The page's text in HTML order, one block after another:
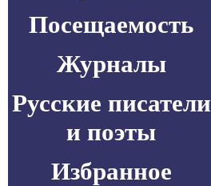
Посещаемость
Журналы
Русские писатели
и поэты
Избранное